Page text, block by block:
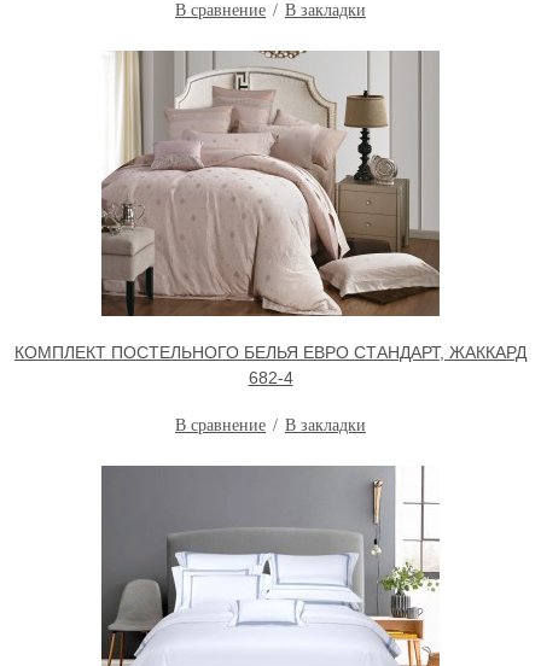
В сравнение В закладки
КОМПЛЕКТ ПОСТЕЛЬНОГО БЕЛЬЯ ЕВРО СТАНДАРТ, ЖАККАРД
682-4
В сравнение В закладки